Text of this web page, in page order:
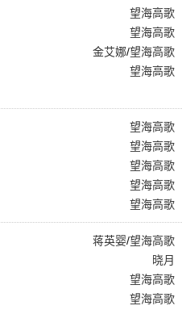
望海高歌
望海高歌
金艾娜/望海高歌
望海高歌
望海高歌
望海高歌
望海高歌
望海高歌
望海高歌
蒋英婴/望海高歌
晓月
望海高歌
望海高歌